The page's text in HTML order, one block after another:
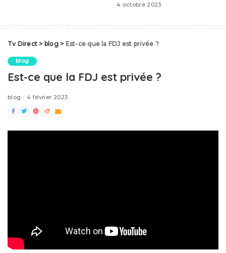
4 octobre 2023
Tv Direct > blog> Est-ce que la FDJ est privée ?
blog
Est-ce que la FDJ est privée ?
blog 4 février 2023